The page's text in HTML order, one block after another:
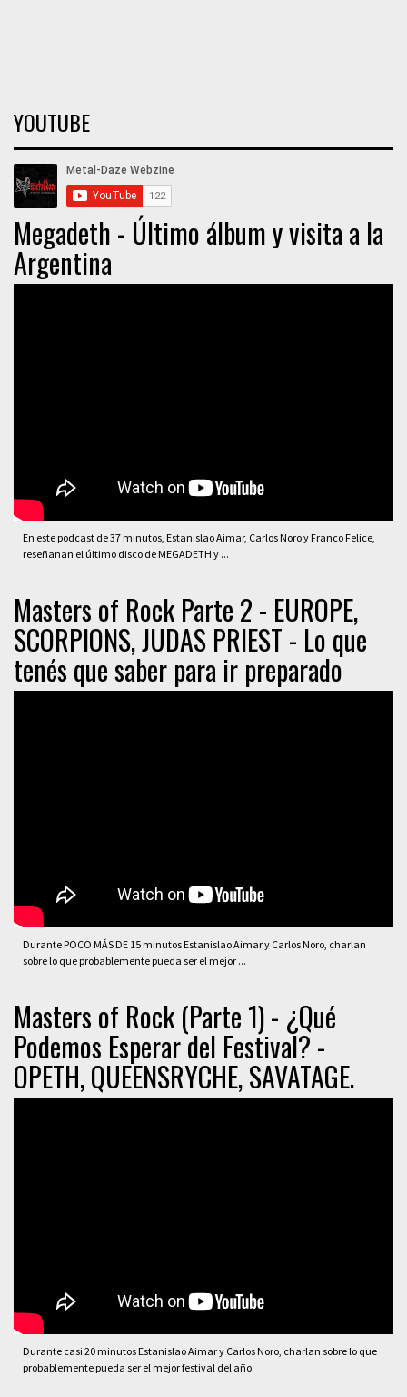
YOUTUBE
Megadeth - Último álbum y visita a la
Argentina
En este podcast de 37 minutos, Estanislao Aimar, Carlos Noro y Franco Felice,
reseñanan el último disco de MEGADETH y ...
Masters of Rock Parte 2 - EUROPE,
SCORPIONS, JUDAS PRIEST - Lo que
tenés que saber para ir preparado
Durante POCO MÁS DE 15 minutos Estanislao Aimar y Carlos Noro, charlan
sobre lo que probablemente pueda ser el mejor ...
Masters of Rock (Parte 1) - ¿Qué
Podemos Esperar del Festival? -
OPETH, QUEENSRYCHE, SAVATAGE.
Durante casi 20 minutos Estanislao Aimar y Carlos Noro, charlan sobre lo que
probablemente pueda ser el mejor festival del año.